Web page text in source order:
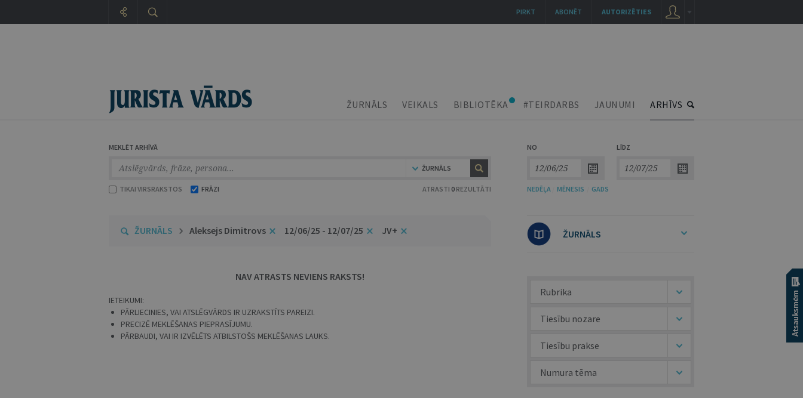
ŽURNĀLS VEIKALS BIBLIOTĒKA #TEIRDARBS JAUNUMI ARHĪVS
MEKLĒT ARHĪVĀ
ŽURNĀLS
TIKAI VIRSRAKSTOS FRĀZI ATRASTI 0 REZULTĀTI
NO LĪDZ
NEDĒĻA MĒNESIS GADS
ŽURNĀLS Aleksejs Dimitrovs 12/06/25 - 12/07/25 JV+
NAV ATRASTS NEVIENS RAKSTS!
IETEIKUMI:
PĀRLIECINIES, VAI ATSLĒGVĀRDS IR UZRAKSTĪTS PAREIZI.
PRECIZĒ MEKLĒŠANAS PIEPRASĪJUMU.
PĀRBAUDI, VAI IR IZVĒLĒTS ATBILSTOŠS MEKLĒŠANAS LAUKS.
ŽURNĀLS
Rubrika
Tiesību nozare
Tiesību prakse
Numura tēma
AUTORIZĒTIES
ABONĒT
PIRKT